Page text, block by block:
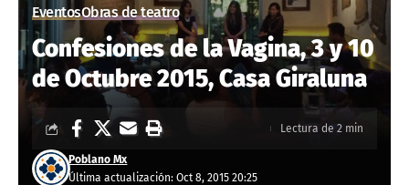
EventosObras de teatro
Confesiones de la Vagina, 3 y 10
de Octubre 2015, Casa Giraluna
Última actualización: Oct 8, 2015 20:25
Poblano Mx
Lectura de 2 min